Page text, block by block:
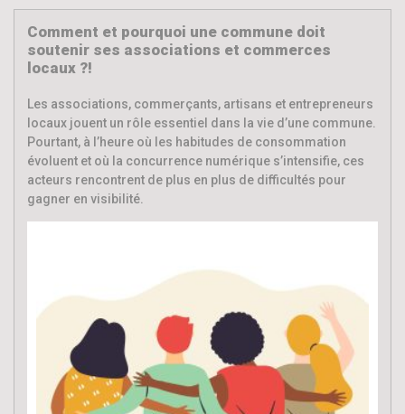
Comment et pourquoi une commune doit
soutenir ses associations et commerces
locaux ?!
Les associations, commerçants, artisans et entrepreneurs
locaux jouent un rôle essentiel dans la vie d’une commune.
Pourtant, à l’heure où les habitudes de consommation
évoluent et où la concurrence numérique s’intensifie, ces
acteurs rencontrent de plus en plus de difficultés pour
gagner en visibilité.